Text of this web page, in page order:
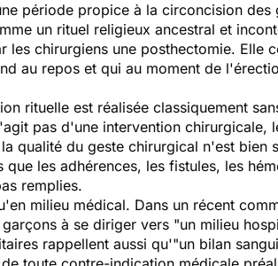
période propice à la circoncision
un rituel religieux ancestral et
les chirurgiens une posthectomie. Elle
au repos et qui au moment de
rituelle est réalisée classiquement
pas d'une intervention chirurgicale,
qualité du geste chirurgical n'est bien
les adhérences, les fistules, les
remplies.
milieu médical. Dans un récent
à se diriger vers "un milieu
rappellent aussi qu'"un bilan